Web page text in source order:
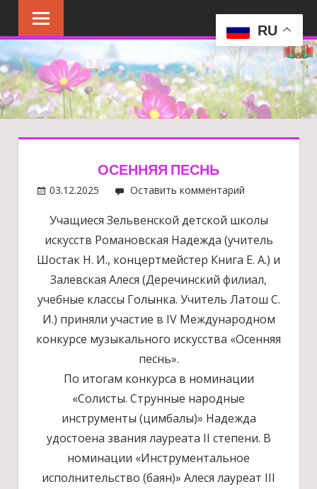
Перейти
содержимому
ОСЕННЯЯ ПЕСНЬ
03.12.2025 Оставить комментарий
Учащиеся Зельвенской детской школы
искусств Романовская Надежда (учитель
Шостак Н. И., концертмейстер Книга Е. А.) и
Залевская Алеся (Деречинский филиал,
учебные классы Голынка. Учитель Латош С.
И.) приняли участие в IV Международном
конкурсе музыкального искусства «Осенняя
песнь».
По итогам конкурса в номинации
«Солисты. Струнные народные
инструменты (цимбалы)» Надежда
удостоена звания лауреата II степени. В
номинации «Инструментальное
исполнительство (баян)» Алеся лауреат III
RU